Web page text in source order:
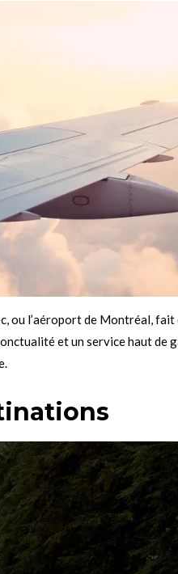
l’aéroport de Montréal,
et un service haut de